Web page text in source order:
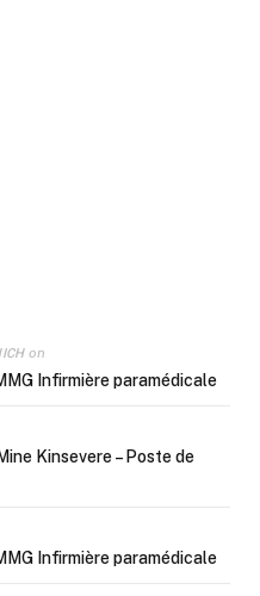
on
Infirmière paramédicale
Kinsevere – Poste de
Infirmière paramédicale